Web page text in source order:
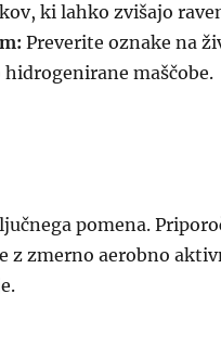
ki lahko zvišajo
Preverite oznake na
maščobe.
pomena.
z zmerno aerobno